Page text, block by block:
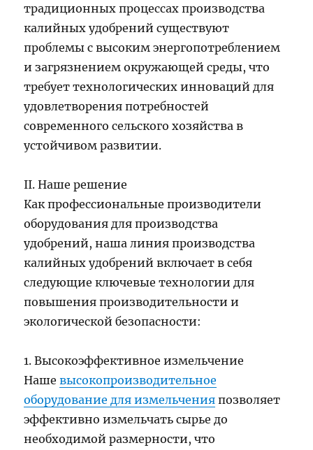
традиционных процессах производства
калийных удобрений существуют
проблемы с высоким энергопотреблением
и загрязнением окружающей среды, что
требует технологических инноваций для
удовлетворения потребностей
современного сельского хозяйства в
устойчивом развитии.
II. Наше решение
Как профессиональные производители
оборудования для производства
удобрений, наша линия производства
калийных удобрений включает в себя
следующие ключевые технологии для
повышения производительности и
экологической безопасности:
1. Высокоэффективное измельчение
Нашевысокопроизводительное
оборудование для измельчения позволяет
эффективно измельчать сырье до
необходимой размерности, что